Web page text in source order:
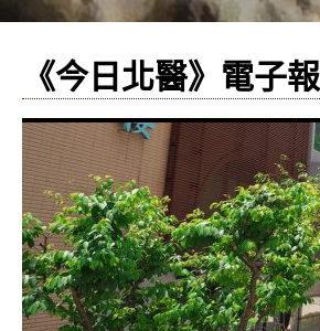
《今日北醫》電子報